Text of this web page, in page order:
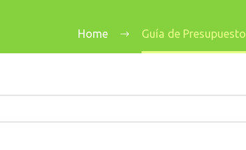
Home Guía de Presupuesto